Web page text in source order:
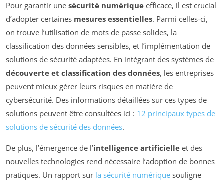
Pour garantir une sécurité numérique efficace, il est crucial
d’adopter certaines mesures essentielles. Parmi celles-ci,
on trouve l’utilisation de mots de passe solides, la
classification des données sensibles, et l’implémentation de
solutions de sécurité adaptées. En intégrant des systèmes de
découverte et classification des données, les entreprises
peuvent mieux gérer leurs risques en matière de
cybersécurité. Des informations détaillées sur ces types de
solutions peuvent être consultées ici : 12 principaux types de
solutions de sécurité des données.
De plus, l’émergence de l’intelligence artificielle et des
nouvelles technologies rend nécessaire l’adoption de bonnes
pratiques. Un rapport sur la sécurité numérique souligne